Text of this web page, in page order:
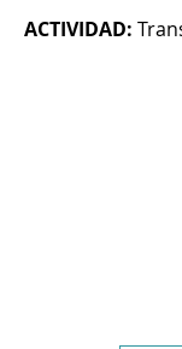
ACTIVIDAD: